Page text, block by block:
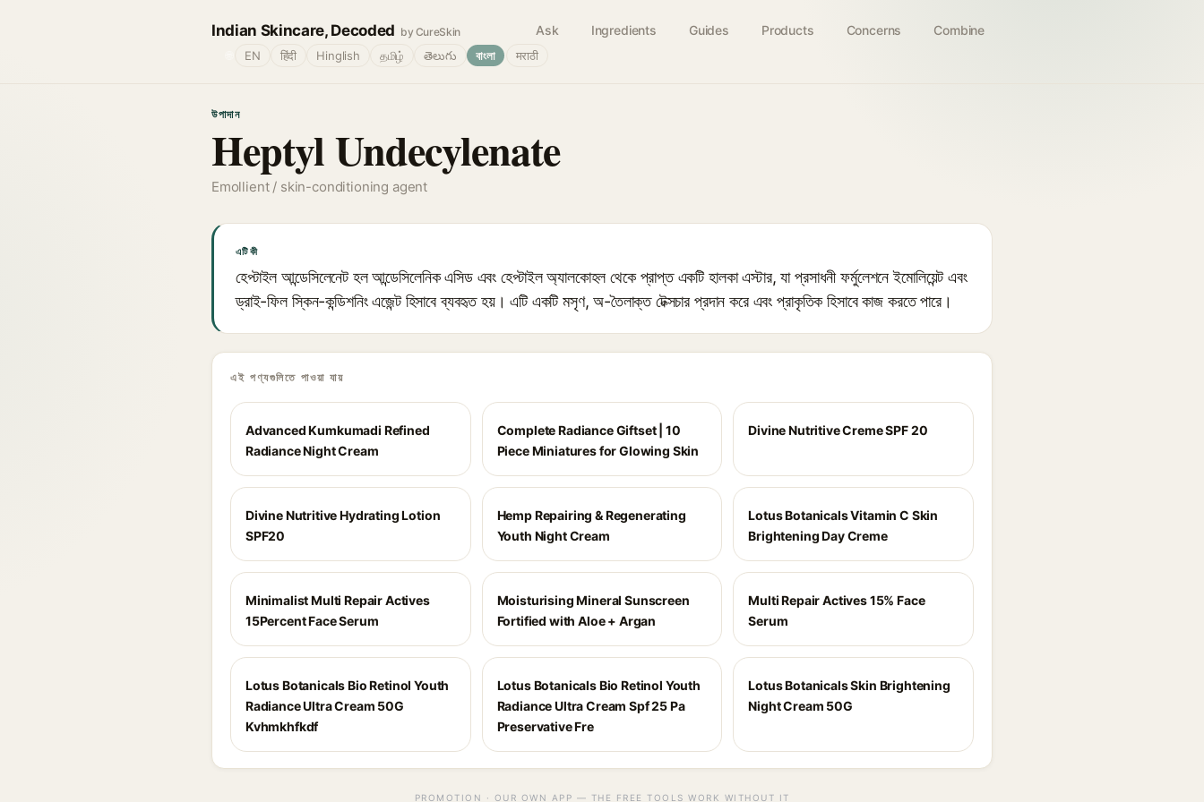
Indian Skincare, Decoded by CureSkin Ask Ingredients Guides Products Concerns Combine
EN हिंदी Hinglish தமிழ் తెలుగు বাংলা मराठी
উপাদান
Heptyl Undecylenate
Emollient / skin-conditioning agent
এটি কী
হেপ্টাইল আন্ডেসিলেনেট হল আন্ডেসিলেনিক এসিড এবং হেপ্টাইল অ্যালকোহল থেকে প্রাপ্ত একটি হালকা এস্টার, যা প্রসাধনী ফর্মুলেশনে ইমোলিয়েন্ট এবং
ড্রাই-ফিল স্কিন-কন্ডিশনিং এজেন্ট হিসাবে ব্যবহৃত হয়। এটি একটি মসৃণ, অ-তৈলাক্ত টেক্সচার প্রদান করে এবং প্রাকৃতিক হিসাবে কাজ করতে পারে।
এই পণ্যগুলিতে পাওয়া যায়
Advanced Kumkumadi Refined
Radiance Night Cream
Complete Radiance Giftset | 10
Piece Miniatures for Glowing Skin
Divine Nutritive Creme SPF 20
Divine Nutritive Hydrating Lotion
SPF20
Hemp Repairing & Regenerating
Youth Night Cream
Lotus Botanicals Vitamin C Skin
Brightening Day Creme
Minimalist Multi Repair Actives
15Percent Face Serum
Moisturising Mineral Sunscreen
Fortified with Aloe + Argan
Multi Repair Actives 15% Face
Serum
Lotus Botanicals Bio Retinol Youth
Radiance Ultra Cream 50G
Kvhmkhfkdf
Lotus Botanicals Bio Retinol Youth
Radiance Ultra Cream Spf 25 Pa
Preservative Fre
Lotus Botanicals Skin Brightening
Night Cream 50G
PROMOTION · OUR OWN APP — THE FREE TOOLS WORK WITHOUT IT